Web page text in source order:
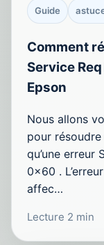
Guide
Comment
Service
Epson
Nous allons
pour
qu’une erreur
0x60 .
affec…
Lecture 2 min